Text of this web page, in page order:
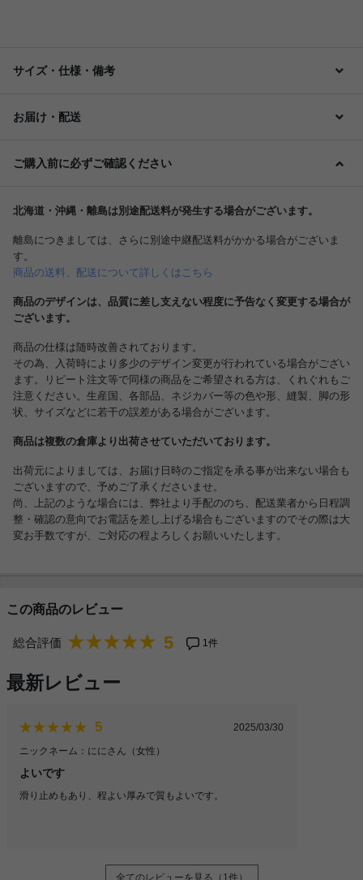
サイズ・仕様・備考
お届け・配送
ご購入前に必ずご確認ください
北海道・沖縄・離島は別途配送料が発生する場合がございます。
離島につきましては、さらに別途中継配送料がかかる場合がございま
す。
商品の送料、配送について詳しくはこちら
商品のデザインは、品質に差し支えない程度に予告なく変更する場合が
ございます。
商品の仕様は随時改善されております。
その為、入荷時により多少のデザイン変更が行われている場合がござい
ます。リピート注文等で同様の商品をご希望される方は、くれぐれもご
注意ください。生産国、各部品、ネジカバー等の色や形、縫製、脚の形
状、サイズなどに若干の誤差がある場合がございます。
商品は複数の倉庫より出荷させていただいております。
出荷元によりましては、お届け日時のご指定を承る事が出来ない場合も
ございますので、予めご了承くださいませ。
尚、上記のような場合には、弊社より手配ののち、配送業者から日程調
整・確認の意向でお電話を差し上げる場合もございますのでその際は大
変お手数ですが、ご対応の程よろしくお願いいたします。
この商品のレビュー
総合評価 5 1件
最新レビュー
5 2025/03/30
ニックネーム：ににさん （女性）
よいです
滑り止めもあり、程よい厚みで質もよいです。
全てのレビューを見る（1件）